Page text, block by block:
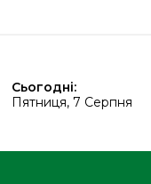
Сьогодні:
Пятниця, 7 Серпня